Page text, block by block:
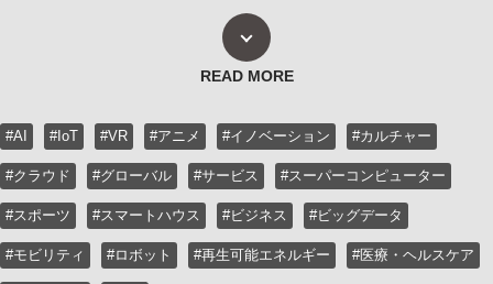
READ MORE
#AI #IoT #VR #アニメ #イノベーション #カルチャー
#クラウド #グローバル #サービス #スーパーコンピューター
#スポーツ #スマートハウス #ビジネス #ビッグデータ
#モビリティ #ロボット #再生可能エネルギー #医療・ヘルスケア